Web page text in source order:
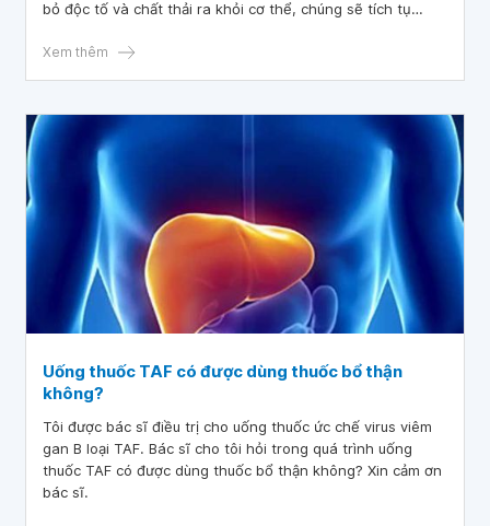
bỏ độc tố và chất thải ra khỏi cơ thể, chúng sẽ tích tụ
gan và các cơ quan khác, dẫn đến kiệt sức, đau dạ dày,
lại.
Xem thêm
Uống thuốc TAF có được dùng thuốc bổ thận
không?
Tôi được bác sĩ điều trị cho uống thuốc ức chế virus viêm
gan B loại TAF. Bác sĩ cho tôi hỏi trong quá trình uống
thuốc TAF có được dùng thuốc bổ thận không? Xin cảm ơn
bác sĩ.